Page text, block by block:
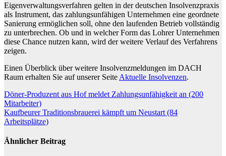
Eigenverwaltungsverfahren gelten in der deutschen Insolvenzpraxis
als Instrument, das zahlungsunfähigen Unternehmen eine geordnete
Sanierung ermöglichen soll, ohne den laufenden Betrieb vollständig
zu unterbrechen. Ob und in welcher Form das Lohrer Unternehmen
diese Chance nutzen kann, wird der weitere Verlauf des Verfahrens
zeigen.
Einen Überblick über weitere Insolvenzmeldungen im DACH
Raum erhalten Sie auf unserer Seite Aktuelle Insolvenzen.
Beitragsnavigation
Döner-Produzent aus Hof meldet Zahlungsunfähigkeit an (200
Mitarbeiter)
Kaufbeurer Traditionsbrauerei kämpft um Neustart (84
Arbeitsplätze)
Ähnlicher Beitrag